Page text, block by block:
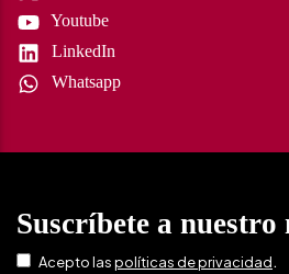
Youtube
LinkedIn
Whatsapp
Suscríbete a nuestro
Acepto laspolíticas de privacidad.